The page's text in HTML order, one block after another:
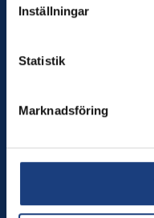
Inställningar
Statistik
Marknadsföring
E-post:info@wangen.se
Innehåll
Sport
Om oss
Kalender